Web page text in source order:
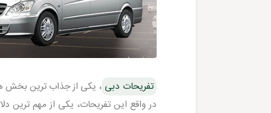
تفریحات دبی ، یکی از جذاب ترین
در واقع این تفریحات، یکی از مهم ترین